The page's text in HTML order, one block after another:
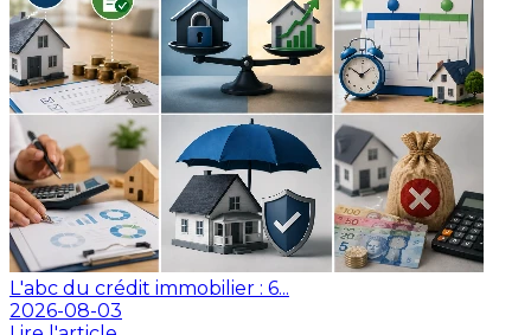
L'abc du crédit immobilier : 6...
2026-08-03